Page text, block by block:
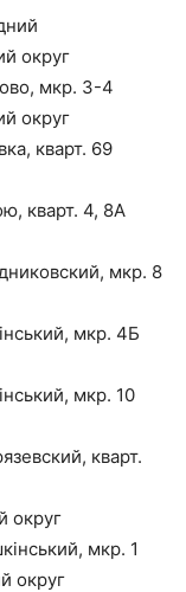
округ
мкр. 3-4
округ
кварт. 69
кварт. 4, 8А
мкр. 8
мкр. 4Б
мкр. 10
кварт.
округ
мкр. 1
округ